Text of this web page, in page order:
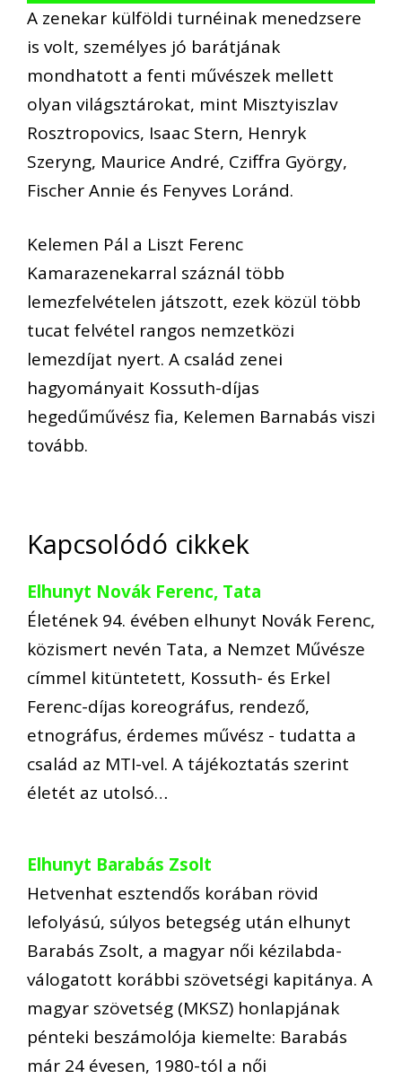
A zenekar külföldi turnéinak menedzsere
is volt, személyes jó barátjának
mondhatott a fenti művészek mellett
olyan világsztárokat, mint Misztyiszlav
Rosztropovics, Isaac Stern, Henryk
Szeryng, Maurice André, Cziffra György,
Fischer Annie és Fenyves Loránd.
Kelemen Pál a Liszt Ferenc
Kamarazenekarral száznál több
lemezfelvételen játszott, ezek közül több
tucat felvétel rangos nemzetközi
lemezdíjat nyert. A család zenei
hagyományait Kossuth-díjas
hegedűművész fia, Kelemen Barnabás viszi
tovább.
Kapcsolódó cikkek
Elhunyt Novák Ferenc, Tata
Életének 94. évében elhunyt Novák Ferenc,
közismert nevén Tata, a Nemzet Művésze
címmel kitüntetett, Kossuth- és Erkel
Ferenc-díjas koreográfus, rendező,
etnográfus, érdemes művész - tudatta a
család az MTI-vel. A tájékoztatás szerint
életét az utolsó…
Elhunyt Barabás Zsolt
Hetvenhat esztendős korában rövid
lefolyású, súlyos betegség után elhunyt
Barabás Zsolt, a magyar női kézilabda-
válogatott korábbi szövetségi kapitánya. A
magyar szövetség (MKSZ) honlapjának
pénteki beszámolója kiemelte: Barabás
már 24 évesen, 1980-tól a női